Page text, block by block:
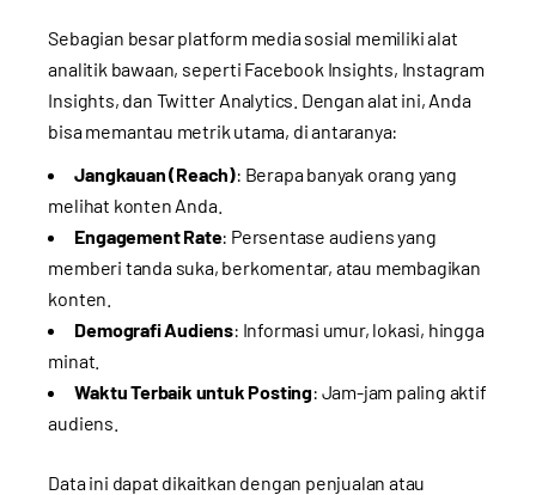
Sebagian besar platform media sosial memiliki alat
analitik bawaan, seperti Facebook Insights, Instagram
Insights, dan Twitter Analytics. Dengan alat ini, Anda
bisa memantau metrik utama, di antaranya:
Jangkauan (Reach): Berapa banyak orang yang
melihat konten Anda.
Engagement Rate: Persentase audiens yang
memberi tanda suka, berkomentar, atau membagikan
konten.
Demografi Audiens: Informasi umur, lokasi, hingga
minat.
Waktu Terbaik untuk Posting: Jam-jam paling aktif
audiens.
Data ini dapat dikaitkan dengan penjualan atau